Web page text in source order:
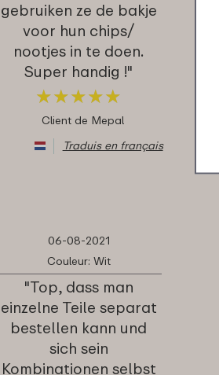
gebruiken ze de bakje
voor hun chips/
nootjes in te doen.
Super handig !"
★★★★★
★★★★★
Client de Mepal
Traduis en français
06-08-2021
Couleur: Wit
"Top, dass man
einzelne Teile separat
bestellen kann und
sich sein
Kombinationen selbst